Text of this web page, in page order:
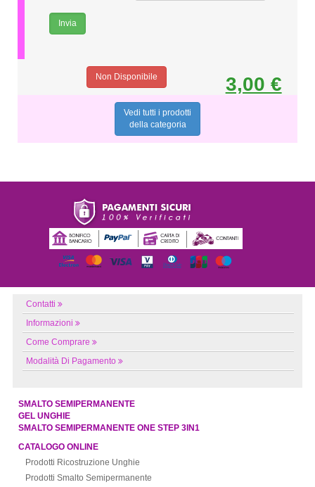
3,00 €
Non Disponibile
Vedi tutti i prodotti
della categoria
Contatti
Informazioni
Come Comprare
Modalità Di Pagamento
SMALTO SEMIPERMANENTE
GEL UNGHIE
SMALTO SEMIPERMANENTE ONE STEP 3IN1
CATALOGO ONLINE
Prodotti Ricostruzione Unghie
Prodotti Smalto Semipermanente